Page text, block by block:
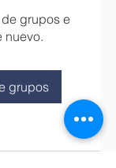
grupos e
nuevo.
grupos